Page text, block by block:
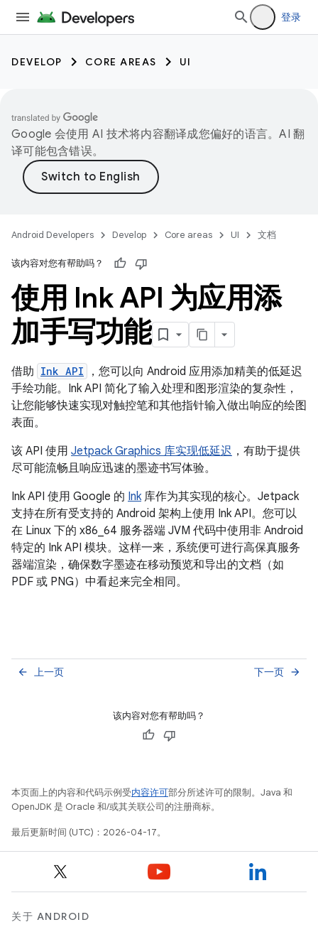
登录
DEVELOP CORE AREAS UI
Google 会使用 AI 技术将内容翻译成您偏好的语言。AI 翻
译可能包含错误。
Android Developers Develop Core areas UI 文档
该内容对您有帮助吗？
使用 Ink API 为应用添
加手写功能
借助 Ink API
，您可以向 Android 应用添加精美的低延迟
手绘功能。Ink API 简化了输入处理和图形渲染的复杂性，
让您能够快速实现对触控笔和其他指针输入做出响应的绘图
表面。
该 API 使用 Jetpack Graphics 库实现低延迟 ，有助于提供
尽可能流畅且响应迅速的墨迹书写体验。
Ink API 使用 Google 的 Ink库作为其实现的核心。Jetpack
支持在所有受支持的 Android 架构上使用 Ink API。您可以
在 Linux 下的 x86_64 服务器端 JVM 代码中使用非 Android
特定的 Ink API 模块。这样一来，系统便可进行高保真服务
器端渲染，确保数字墨迹在移动预览和导出的文档（如
PDF 或 PNG）中看起来完全相同。
上一页
arrow_back 下一页 arrow_forward
该内容对您有帮助吗？
本页面上的内容和代码示例受内容许可部分所述许可的限制。Java 和
OpenJDK 是 Oracle 和/或其关联公司的注册商标。
最后更新时间 (UTC)：2026-04-17。
关于 ANDROID